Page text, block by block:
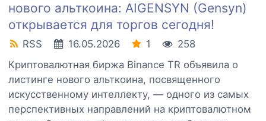
нового альткоина: AIGENSYN (Gensyn)
открывается для торгов сегодня!
RSS 16.05.2026 1
258
Криптовалютная биржа Binance TR объявила о
листинге нового альткоина, посвященного
искусственному интеллекту, — одного из самых
перспективных направлений на криптовалютном